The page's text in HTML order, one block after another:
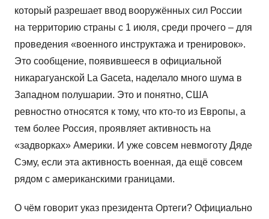
который разрешает ввод вооружённых сил России
на территорию страны с 1 июля, среди прочего – для
проведения «военного инструктажа и тренировок».
Это сообщение, появившееся в официальной
никарагуанской La Gaceta, наделало много шума в
Западном полушарии. Это и понятно, США
ревностно относятся к тому, что кто-то из Европы, а
тем более Россия, проявляет активность на
«задворках» Америки. И уже совсем невмоготу Дяде
Сэму, если эта активность военная, да ещё совсем
рядом с американскими границами.
О чём говорит указ президента Ортеги? Официально